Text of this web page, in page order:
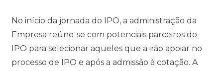
No início da jornada do IPO, a administração da
Empresa reúne-se com potenciais parceiros do
IPO para selecionar aqueles que a irão apoiar no
processo de IPO e após a admissão à cotação. A